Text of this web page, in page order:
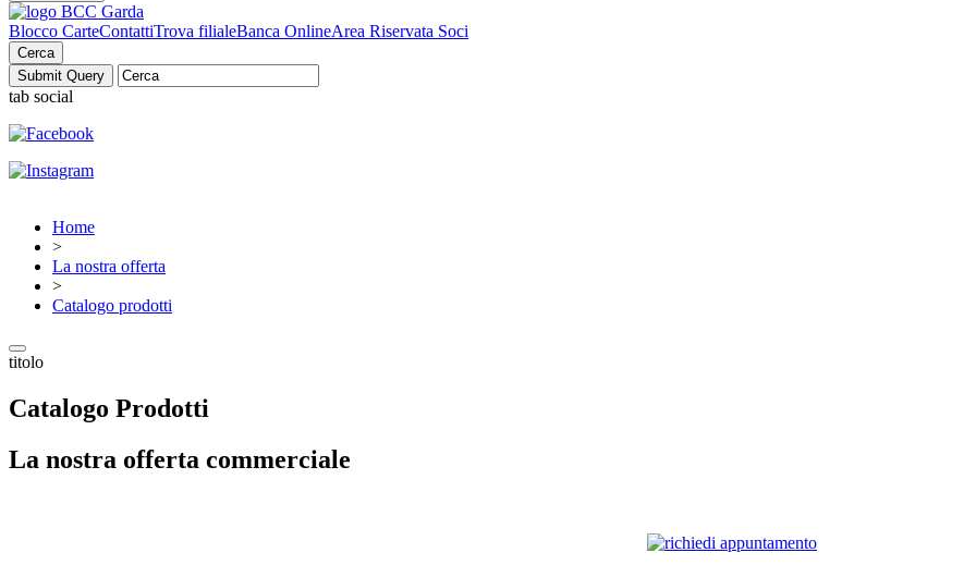
Blocco CarteContattiTrova filialeBanca OnlineArea Riservata Soci
Cerca
tab social
Home
>
La nostra offerta
>
Catalogo prodotti
titolo
Catalogo Prodotti
La nostra offerta commerciale